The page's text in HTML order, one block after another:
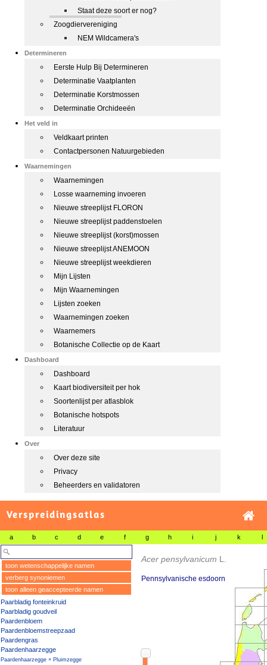
Staat deze soort er nog?
Zoogdiervereniging
NEM Wildcamera's
Determineren
Eerste Hulp Bij Determineren
Determinatie Vaatplanten
Determinatie Korstmossen
Determinatie Orchideeën
Het veld in
Veldkaart printen
Contactpersonen Natuurgebieden
Waarnemingen
Waarnemingen
Losse waarneming invoeren
Nieuwe streeplijst FLORON
Nieuwe streeplijst paddenstoelen
Nieuwe streeplijst (korst)mossen
Nieuwe streeplijst ANEMOON
Nieuwe streeplijst weekdieren
Mijn Lijsten
Mijn Waarnemingen
Lijsten zoeken
Waarnemingen zoeken
Waarnemers
Botanische Collectie op de Kaart
Dashboard
Dashboard
Kaart biodiversiteit per hok
Soortenlijst per atlasblok
Botanische hotspots
Literatuur
Over
Over deze site
Privacy
Beheerders en validatoren
Verspreidingsatlas
a b c d e f g h i j k l
toon wetenschappelijke namen
verberg synoniemen
toon alleen geaccepteerde namen
Paarbladig fonteinkruid
Paarbladig goudveil
Paardenbloem
Paardenbloemstreepzaad
Paardengras
Paardenhaarzegge
Paardenhaarzegge × Pluimzegge
Acer pensylvanicum L.
Pennsylvanische esdoorn